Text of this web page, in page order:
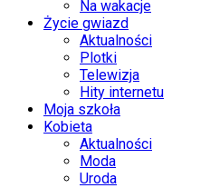
Na wakacje
Życie gwiazd
Aktualności
Plotki
Telewizja
Hity internetu
Moja szkoła
Kobieta
Aktualności
Moda
Uroda